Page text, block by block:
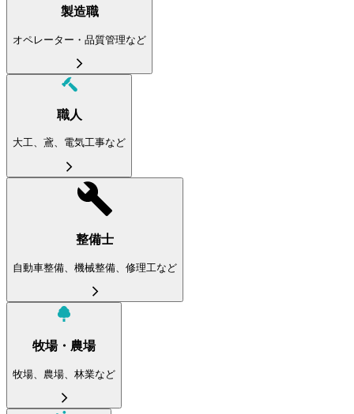
製造職
オペレーター・品質管理など
職人
大工、鳶、電気工事など
整備士
自動車整備、機械整備、修理工など
牧場・農場
牧場、農場、林業など